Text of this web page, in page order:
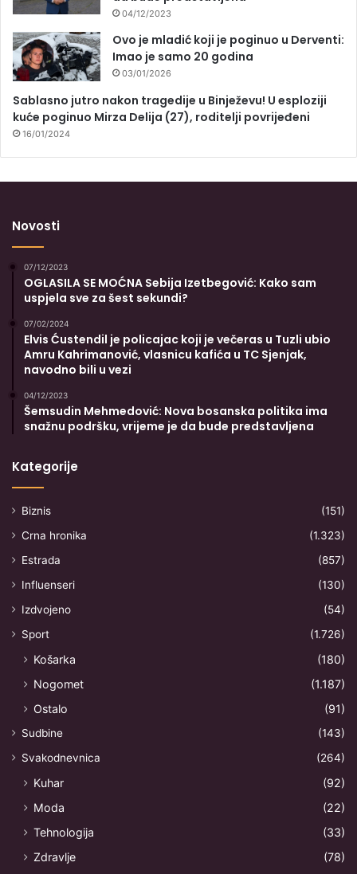
04/12/2023
Ovo je mladić koji je poginuo u Derventi:
Imao je samo 20 godina
03/01/2026
Sablasno jutro nakon tragedije u Binježevu! U esploziji
kuće poginuo Mirza Delija (27), roditelji povrijeđeni
16/01/2024
Novosti
07/12/2023
OGLASILA SE MOĆNA Sebija Izetbegović: Kako sam
uspjela sve za šest sekundi?
07/02/2024
Elvis Ćustendil je policajac koji je večeras u Tuzli ubio
Amru Kahrimanović, vlasnicu kafića u TC Sjenjak,
navodno bili u vezi
04/12/2023
Šemsudin Mehmedović: Nova bosanska politika ima
snažnu podršku, vrijeme je da bude predstavljena
Kategorije
Biznis
(151)
Crna hronika
(1.323)
Estrada
(857)
Influenseri
(130)
Izdvojeno
(54)
Sport
(1.726)
Košarka
(180)
Nogomet
(1.187)
Ostalo
(91)
Sudbine
(143)
Svakodnevnica
(264)
Kuhar
(92)
Moda
(22)
Tehnologija
(33)
Zdravlje
(78)